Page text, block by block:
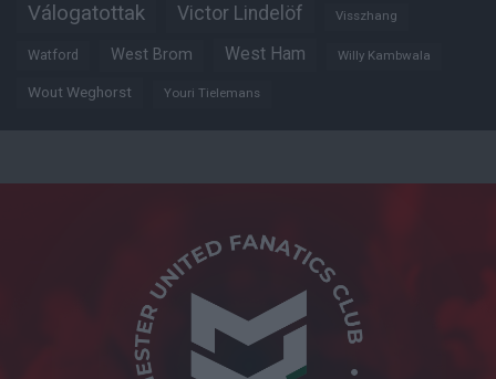
Válogatottak Victor Lindelöf Visszhang
Watford West Brom West Ham Willy Kambwala
Wout Weghorst Youri Tielemans